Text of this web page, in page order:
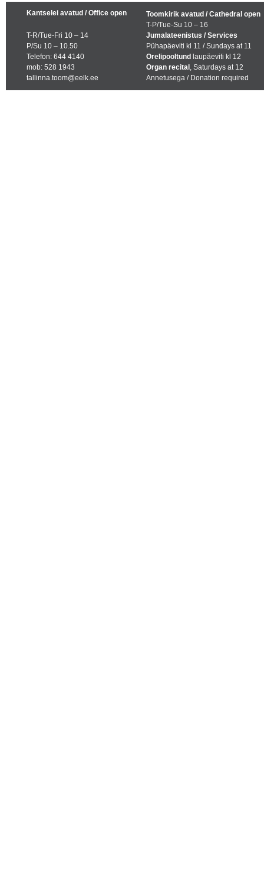
Kantselei avatud / Office open
T-R/Tue-Fri 10 – 14
P/Su 10 – 10.50
Telefon: 644 4140
mob: 528 1943
tallinna.toom@eelk.ee
Toomkirik avatud / Cathedral open
T-P/Tue-Su 10 – 16
Jumalateenistus / Services
Pühapäeviti kl 11 / Sundays at 11
Orelipooltund laupäeviti kl 12
Organ recital , Saturdays at 12
Annetusega / Donation required